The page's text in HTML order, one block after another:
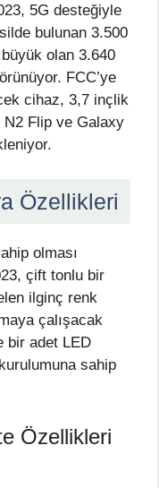
5G desteğiyle
bulunan 3.500
olan 3.640
FCC’ye
cihaz, 3,7 inçlik
N2 Flip ve Galaxy
Özellikleri
olması
çift tonlu bir
ilginç renk
çalışacak
bir adet LED
sahip
Özellikleri